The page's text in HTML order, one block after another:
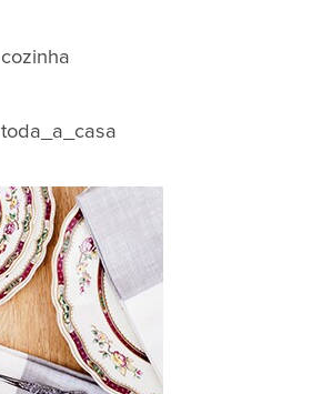
cozinha
toda_a_casa